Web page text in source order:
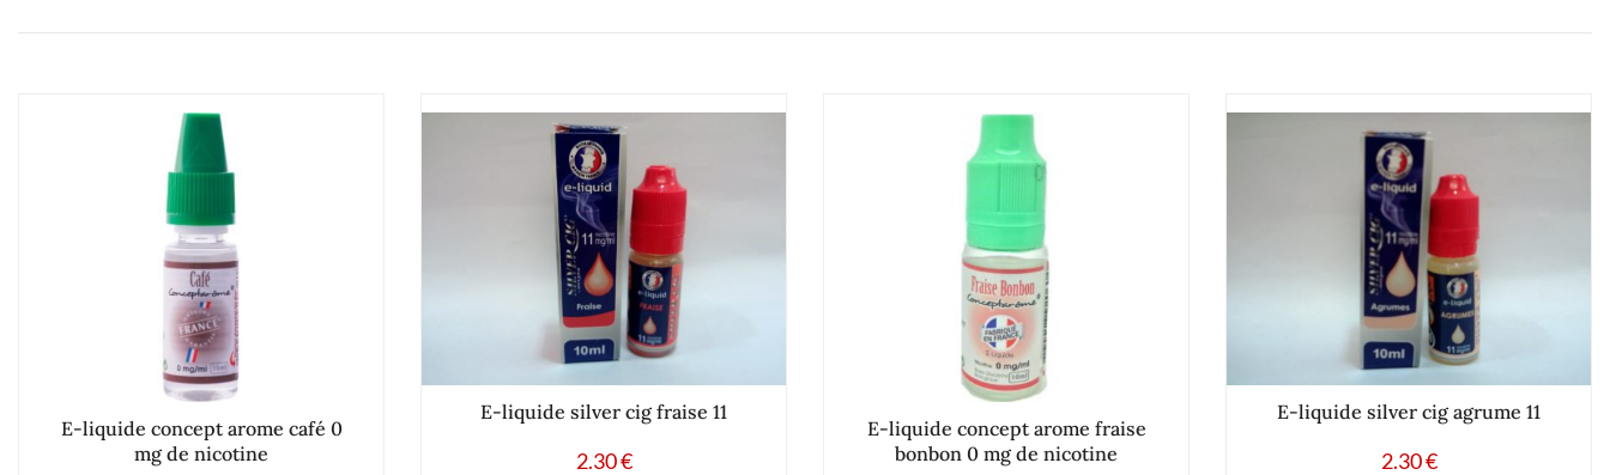
E-liquide concept arome café 0
mg de nicotine
E-liquide silver cig fraise 11
2.30€
E-liquide concept arome fraise
bonbon 0 mg de nicotine
E-liquide silver cig agrume 11
2.30€